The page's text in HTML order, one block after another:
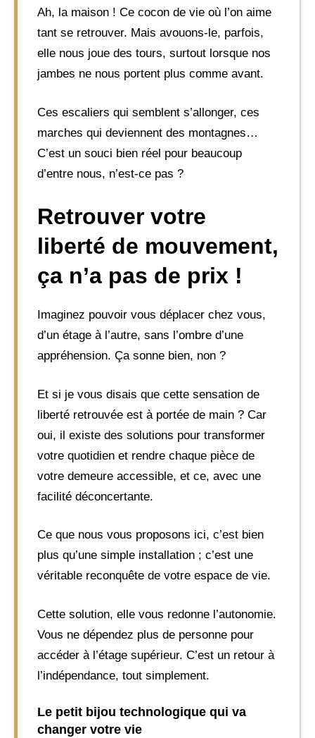
Ah, la maison ! Ce cocon de vie où l’on aime
tant se retrouver. Mais avouons-le, parfois,
elle nous joue des tours, surtout lorsque nos
jambes ne nous portent plus comme avant.
Ces escaliers qui semblent s’allonger, ces
marches qui deviennent des montagnes…
C’est un souci bien réel pour beaucoup
d’entre nous, n’est-ce pas ?
Retrouver votre
liberté de mouvement,
ça n’a pas de prix !
Imaginez pouvoir vous déplacer chez vous,
d’un étage à l’autre, sans l’ombre d’une
appréhension. Ça sonne bien, non ?
Et si je vous disais que cette sensation de
liberté retrouvée est à portée de main ? Car
oui, il existe des solutions pour transformer
votre quotidien et rendre chaque pièce de
votre demeure accessible, et ce, avec une
facilité déconcertante.
Ce que nous vous proposons ici, c’est bien
plus qu’une simple installation ; c’est une
véritable reconquête de votre espace de vie.
Cette solution, elle vous redonne l’autonomie.
Vous ne dépendez plus de personne pour
accéder à l’étage supérieur. C’est un retour à
l’indépendance, tout simplement.
Le petit bijou technologique qui va
changer votre vie